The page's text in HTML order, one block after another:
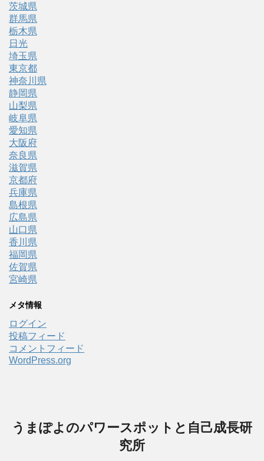
茨城県
群馬県
栃木県
日光
埼玉県
東京都
神奈川県
静岡県
山梨県
岐阜県
愛知県
大阪府
奈良県
滋賀県
京都府
兵庫県
島根県
広島県
山口県
香川県
福岡県
佐賀県
宮崎県
メタ情報
ログイン
投稿フィード
コメントフィード
WordPress.org
うまぽよのパワースポットと自己成長研
究所